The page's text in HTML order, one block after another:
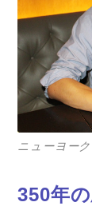
ニューヨー
350年